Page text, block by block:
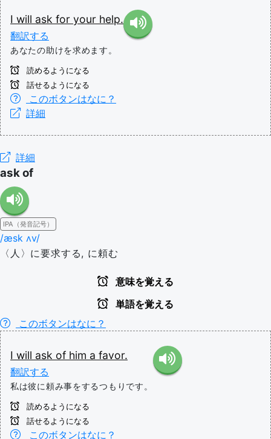
I will ask for your help.
翻訳する
あなたの助けを求めます。
読めるようになる
話せるようになる
このボタンはなに？
詳細
詳細
ask of
IPA（発音記号）
/æsk ʌv/
〈人〉に要求する, に頼む
意味を覚える
単語を覚える
このボタンはなに？
I will ask of him a favor.
翻訳する
私は彼に頼み事をするつもりです。
読めるようになる
話せるようになる
このボタンはなに？